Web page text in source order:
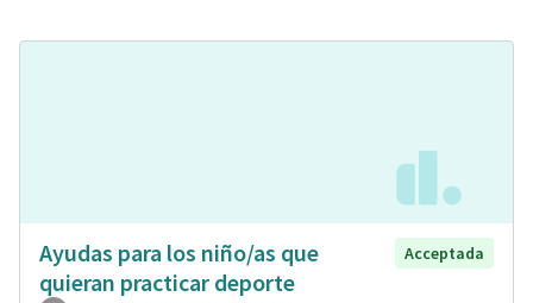
Ayudas para los niño/as que
quieran practicar deporte
Acceptada